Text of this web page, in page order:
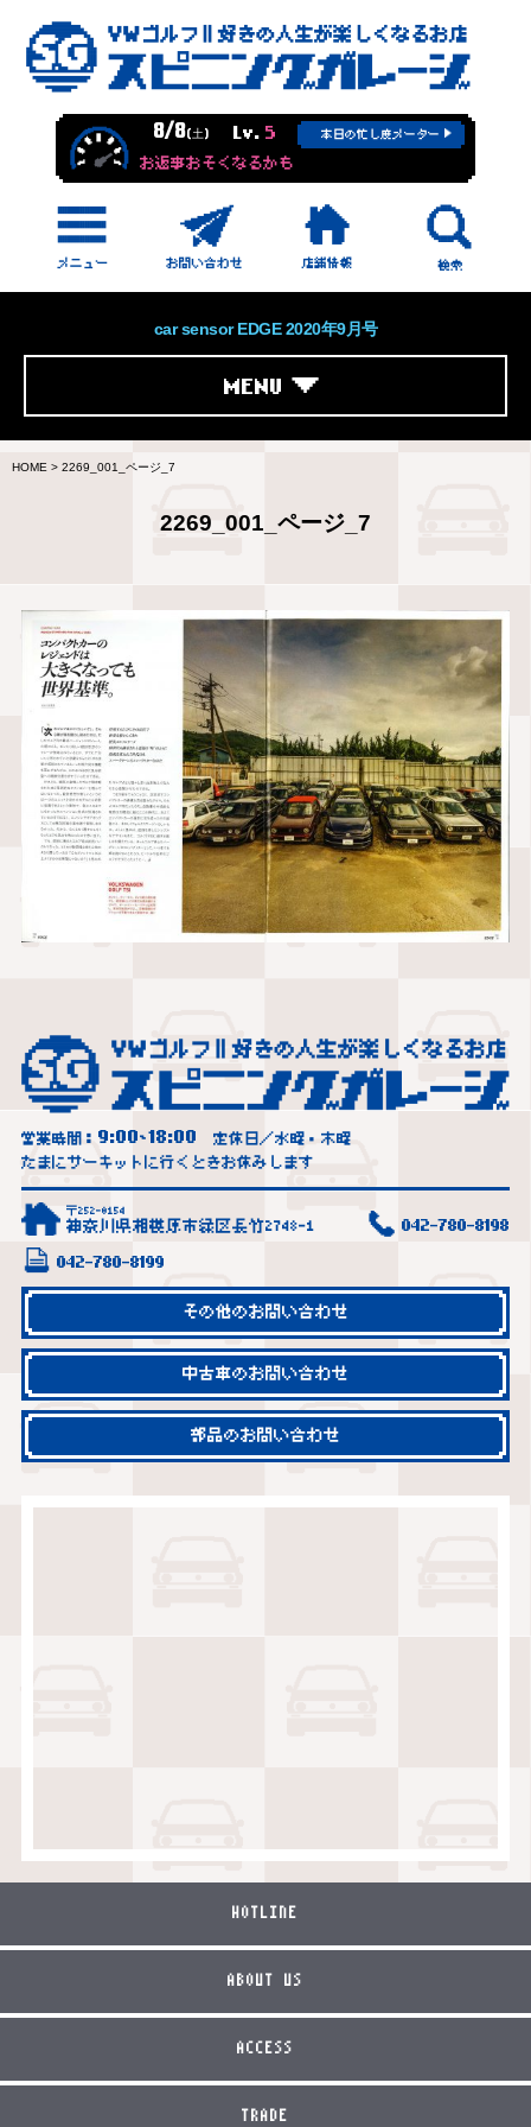
8/8(土) Lv. 5 本日の忙し度メーター
お返事おそくなるかも
car sensor EDGE 2020年9月号
MENU
HOME > 2269_001_ページ_7
2269_001_ページ_7
営業時間： 9:00~18:00
定休日／水曜・木曜
たまにサーキットに行くときお休みします
〒252-0154
神奈川県相模原市緑区長竹2748-1 042-780-8198
042-780-8199
その他のお問い合わせ
中古車のお問い合わせ
部品のお問い合わせ
HOTLINE
ABOUT US
ACCESS
TRADE